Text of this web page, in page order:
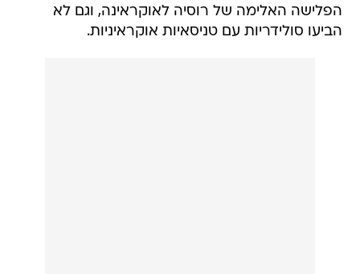
הפלישה האלימה של רוסיה לאוקראינה, וגם לא
הביעו סולידריות עם טניסאיות אוקראיניות.